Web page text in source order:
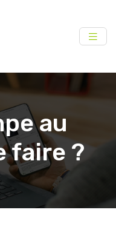
au
faire ?